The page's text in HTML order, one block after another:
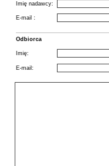
Imię nadawcy:
E-mail :
Odbiorca
Imię:
E-mail: